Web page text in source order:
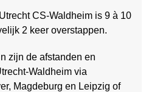
Utrecht CS-Waldheim is 9 à 10
2 keer overstappen.
zijn de afstanden en
Waldheim via
Magdeburg en Leipzig of